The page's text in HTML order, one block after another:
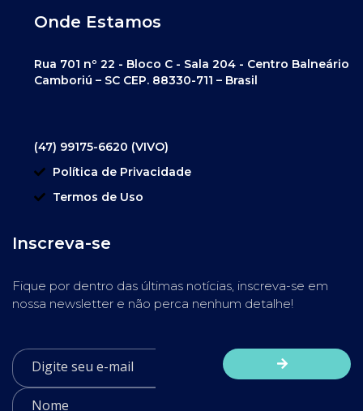
Onde Estamos
Rua 701 nº 22 - Bloco C - Sala 204 - Centro Balneário
Camboriú – SC CEP. 88330-711 – Brasil
(47) 99175-6620 (VIVO)
Política de Privacidade
Termos de Uso
Inscreva-se
Fique por dentro das últimas notícias, inscreva-se em
nossa newsletter e não perca nenhum detalhe!